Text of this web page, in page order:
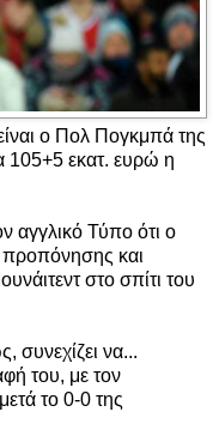
ο Πολ Πογκμπά της
105+5 εκατ. ευρώ η
αγγλικό Τύπο ότι ο
προπόνησης και
στο σπίτι του
συνεχίζει να...
του, με τον
το 0-0 της